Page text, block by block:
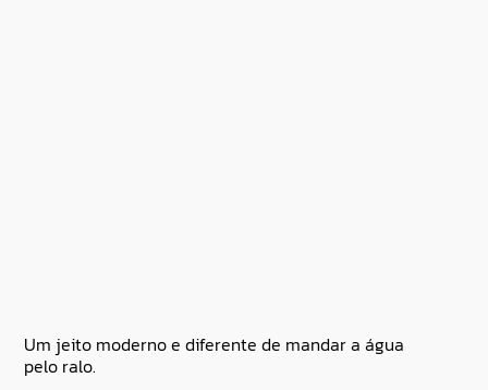
Um jeito moderno e diferente de mandar a água
pelo ralo.